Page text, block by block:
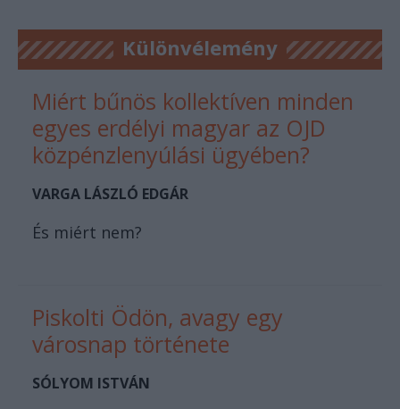
Különvélemény
Miért bűnös kollektíven minden
egyes erdélyi magyar az OJD
közpénzlenyúlási ügyében?
VARGA LÁSZLÓ EDGÁR
És miért nem?
Piskolti Ödön, avagy egy
városnap története
SÓLYOM ISTVÁN